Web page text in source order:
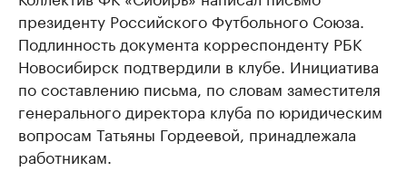
президенту Российского Футбольного Союза.
Подлинность документа корреспонденту РБК
Новосибирск подтвердили в клубе. Инициатива
по составлению письма, по словам заместителя
генерального директора клуба по юридическим
вопросам Татьяны Гордеевой, принадлежала
работникам.